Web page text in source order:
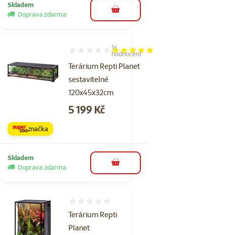
Skladem
Doprava zdarma
do košíku
Terárium Repti Planet
sestavitelné
120x45x32cm
Hodnocení 100%, počet hodnocení: 1
1×
hodnocení
Cena
5 199 Kč
značka
Skladem
Doprava zdarma
do košíku
Terárium Repti
Planet